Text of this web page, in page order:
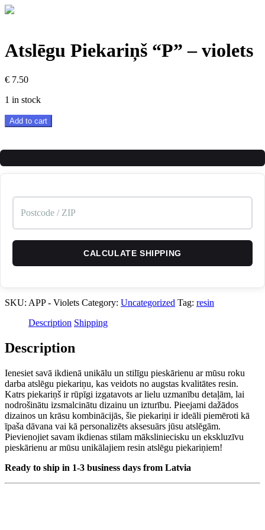
Atslēgu Piekariņš “P” – violets
€ 7.50
1 in stock
Atslēgu
Piekariņš
-
Add to cart
CALCULATE SHIPPING
SKU: APP - Violets Category: Uncategorized Tag: resin
Description Shipping
Description
Ienesiet savā ikdienā unikālu un stilīgu pieskārienu ar mūsu roku
darba atslēgu piekariņu, kas veidots no augstas kvalitātes resin.
Katrs piekariņš ir rūpīgi izgatavots ar lielu uzmanību detaļām, lai
nodrošinātu izsmalcinātu dizainu un izturību. Pieejami dažādos
dizainos un krāsu kombinācijās, šie piekariņi ir ideāli piemēroti kā
īpaša dāvana vai kā personalizēts aksesuārs jūsu atslēgām.
Pievienojiet savam ikdienas stilam māksliniecisku un ekskluzīvu
pieskārienu ar mūsu unikālajiem resin atslēgu piekariņiem!
Ready to ship in 1-3 business days from Latvia